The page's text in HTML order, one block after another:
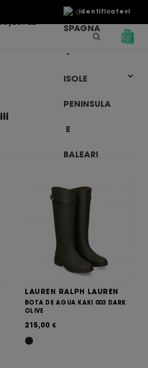
Identificatevi
€
LAUREN RALPH LAUREN
BOTA DE AGUA KAKI 003 DARK
OLIVE
215,00 €